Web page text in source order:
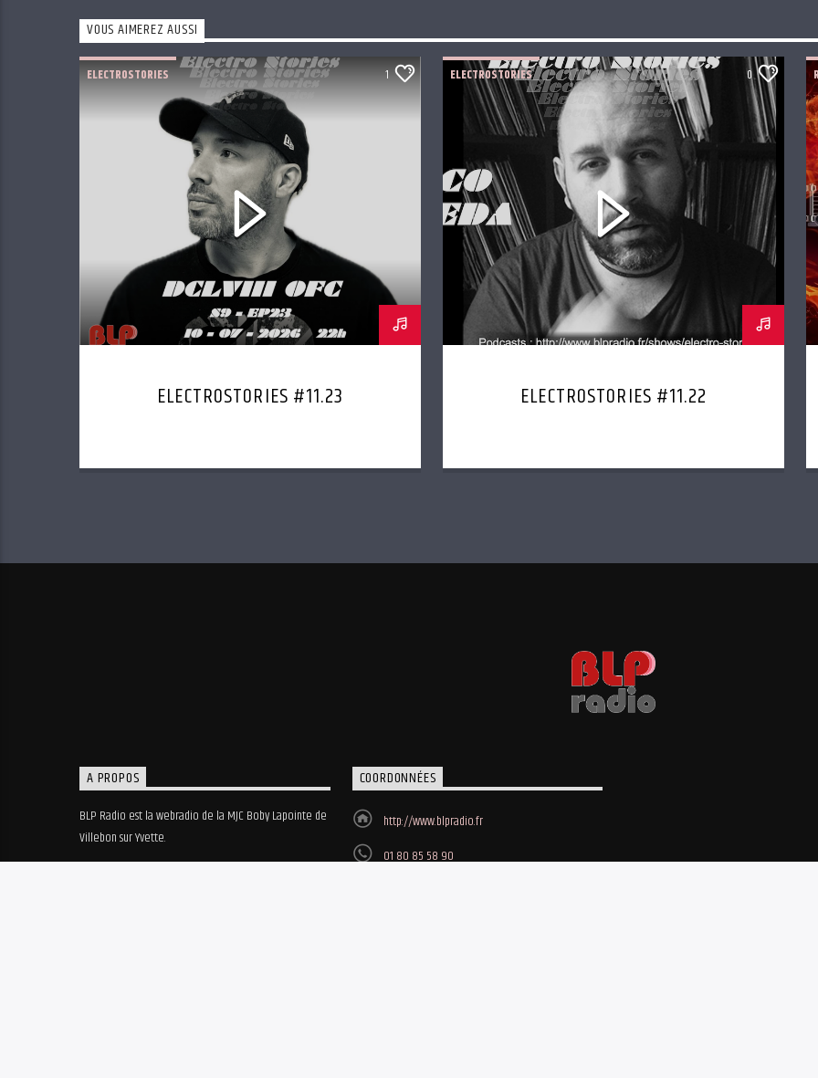
VOUS AIMEREZ AUSSI
ELECTROSTORIES 1
ELECTROSTORIES #11.23
ELECTROSTORIES 0
ELECTROSTORIES #11.22
A PROPOS
BLP Radio est la webradio de la MJC Boby Lapointe de
Villebon sur Yvette.
COORDONNÉES
http://www.blpradio.fr
01 80 85 58 90